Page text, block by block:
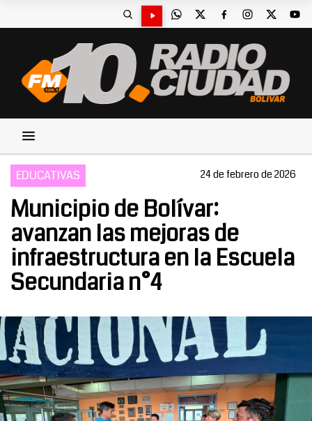
EDUCATIVAS 24 de febrero de 2026
Municipio de Bolívar:
avanzan las mejoras de
infraestructura en la Escuela
Secundaria n°4